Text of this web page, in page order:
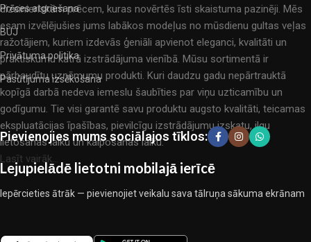
dizainieriskām prēcem, kuras novērtēs īsti skaistuma pazinēji. Mēs
esam izvēlējušies jums labākos modeļus no mūsdienu gultas veļas
ražotājiem, kuriem izdevās ģeniāli apvienot eleganci, kvalitāti un
praktiskumu katrā izstrādājuma vienībā. Mūsu sortimentā ir
pārbaudītu uzņēmumu produkti. Kuri daudzu gadu nepārtrauktā
kopīgā darbā nedeva iemeslu šaubīties par viņu uzticamību un
godīgumu. Tie visi garantē savu produktu augsto kvalitāti, teicamas
ekspluatācijas īpašības, pievilcīgu izstrādājumu izskatu, ilgu
lietošanas laiku un kalpošanas laiku.
Lasīt vairāk...
Prēces atgriešana
BUJ
Privātuma politika
Pasūtījuma izsēkošana
Pievienojies mums sociālajos tīklos:
Lejupielādē lietotni mobilajā ierīcē
Iepērcieties ātrāk — pievienojiet veikalu sava tālruņa sākuma ekrānam